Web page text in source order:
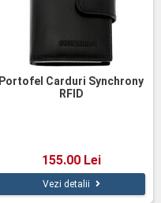
Portofel Carduri Synchrony
RFID
155.00 Lei
Vezi detalii